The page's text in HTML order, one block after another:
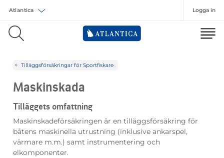
Välj försäkring
Logga in
Tilläggsförsäkringar för Sportfiskare
Maskinskada
Tilläggets omfattning
Maskinskadeförsäkringen är en tilläggsförsäkring för
båtens maskinella utrustning (inklusive ankarspel,
värmare m.m.) samt instrumentering och
elkomponenter.